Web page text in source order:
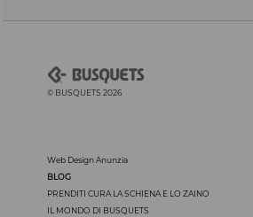
© BUSQUETS 2026
Web Design Anunzia
BLOG
PRENDITI CURA LA SCHIENA E LO ZAINO
IL MONDO DI BUSQUETS